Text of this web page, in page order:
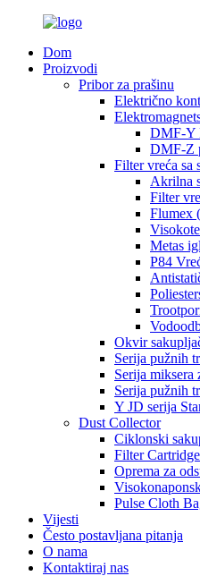
Dom
Proizvodi
Pribor za prašinu
Električno
DMF-Y
DMF-Z
Filter vreća sa
Akrilna
Filter
Flumex
Metas
P84
Okvir
Serija pužnih
Serija miksera
Serija pužnih
Y JD serija
Dust Collector
Ciklonski
Filter
Oprema za
Pulse Cloth
Vijesti
Često postavljana pitanja
O nama
Kontaktiraj nas